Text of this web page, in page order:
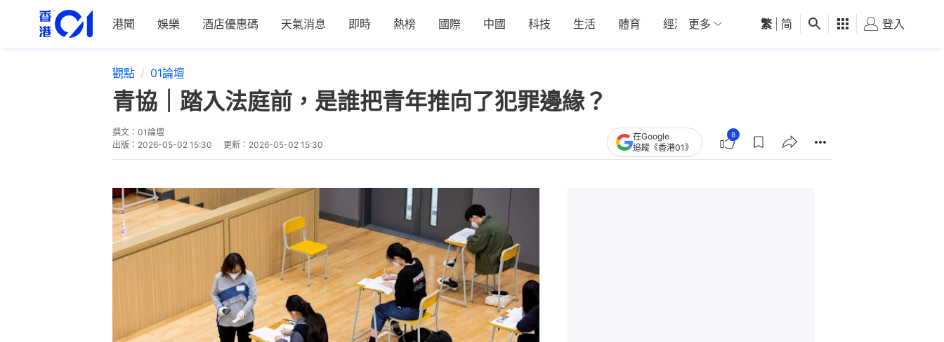
港聞 娛樂 酒店優惠碼 天氣消息 即時 熱榜 國際 中國 科技 生活 體育 經濟 01深圳 觀點 健康 好食玩飛
更多 繁 简 登入
觀點 01論壇
青協｜踏入法庭前，是誰把青年推向了犯罪邊緣？
撰文： 01論壇
出版： 2026-05-02 15:30 更新： 2026-05-02 15:30
在Google
追蹤《香港01》
8